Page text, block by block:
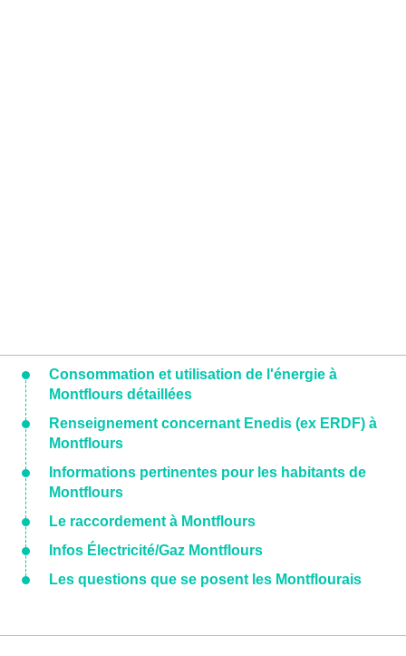
Consommation et utilisation de l'énergie à
Montflours détaillées
Renseignement concernant Enedis (ex ERDF) à
Montflours
Informations pertinentes pour les habitants de
Montflours
Le raccordement à Montflours
Infos Électricité/Gaz Montflours
Les questions que se posent les Montflourais